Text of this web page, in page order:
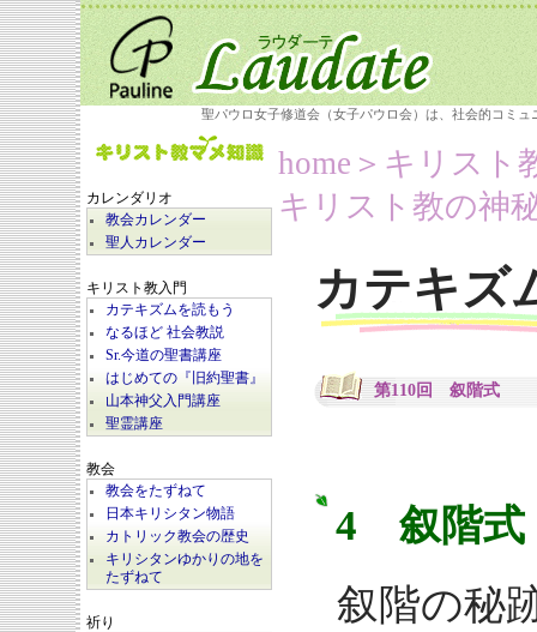
聖パウロ女子修道会（女子パウロ会）は、社会的コミ
カレンダリオ
教会カレンダー
聖人カレンダー
キリスト教入門
カテキズムを読もう
なるほど 社会教説
Sr.今道の聖書講座
はじめての『旧約聖書』
山本神父入門講座
聖霊講座
教会
教会をたずねて
日本キリシタン物語
カトリック教会の歴史
キリシタンゆかりの地を
たずねて
祈り
home ＞キリスト
キリスト教の神
カテキズ
第110回 叙階式
4 叙階式
叙階の秘